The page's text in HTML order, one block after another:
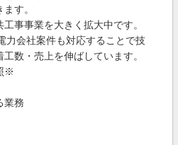
す。
事事業を大きく拡大中です。
力会社案件も対応することで技
数・売上を伸ばしています。
※
業務